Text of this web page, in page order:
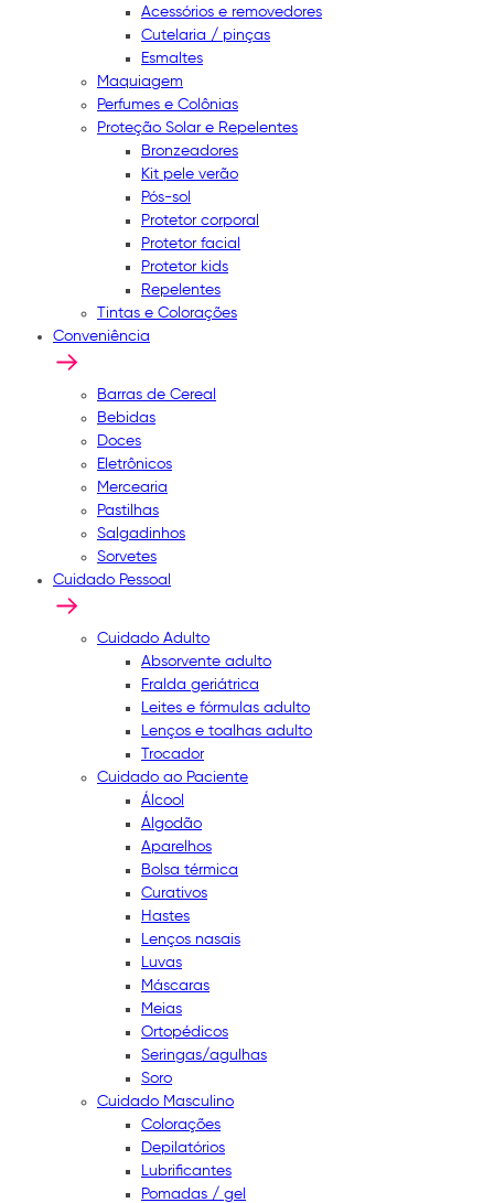
Acessórios e removedores
Cutelaria / pinças
Esmaltes
Maquiagem
Perfumes e Colônias
Proteção Solar e Repelentes
Bronzeadores
Kit pele verão
Pós-sol
Protetor corporal
Protetor facial
Protetor kids
Repelentes
Tintas e Colorações
Conveniência
Barras de Cereal
Bebidas
Doces
Eletrônicos
Mercearia
Pastilhas
Salgadinhos
Sorvetes
Cuidado Pessoal
Cuidado Adulto
Absorvente adulto
Fralda geriátrica
Leites e fórmulas adulto
Lenços e toalhas adulto
Trocador
Cuidado ao Paciente
Álcool
Algodão
Aparelhos
Bolsa térmica
Curativos
Hastes
Lenços nasais
Luvas
Máscaras
Meias
Ortopédicos
Seringas/agulhas
Soro
Cuidado Masculino
Colorações
Depilatórios
Lubrificantes
Pomadas / gel